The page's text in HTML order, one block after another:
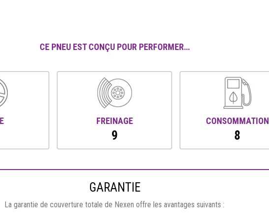
CE PNEU EST CONÇU POUR PERFORMER…
FREINAGE
9
CONSOMMATION
8
GARANTIE
La garantie de couverture totale de Nexen offre les avantages suivants :